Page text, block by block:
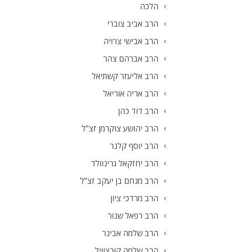
הלכה
הרב אביב צוברי
הרב אבישי צרויה
הרב אברהם צהר
הרב אליעזר קשתיאל
הרב אריה אוריאל
הרב דוד כהן
הרב יהושע צוקרמן זצ"ל
הרב יוסף קלנר
הרב יחזקאל גרינוולד
הרב מנחם בן יעקב זצ"ל
הרב מרדכי ציון
הרב רפאל שנור
הרב שלמה אבינר